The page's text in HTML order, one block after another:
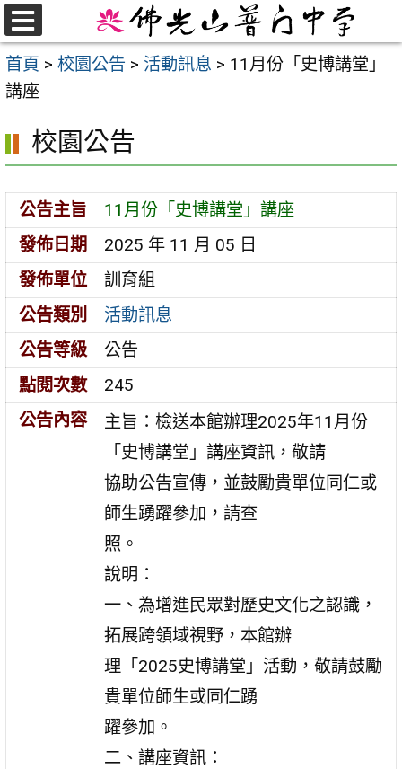
跳
至
主
要
首頁 > 校園公告 > 活動訊息 > 11月份「史博講堂」
講座
校園公告
公告主旨
11月份「史博講堂」講座
發佈日期
2025 年 11 月 05 日
發佈單位
訓育組
公告類別
活動訊息
公告等級
公告
點閱次數
245
公告內容
主旨：檢送本館辦理2025年11月份
「史博講堂」講座資訊，敬請
協助公告宣傳，並鼓勵貴單位同仁或
師生踴躍參加，請查
照。
說明：
一、為增進民眾對歷史文化之認識，
拓展跨領域視野，本館辦
理「2025史博講堂」活動，敬請鼓勵
貴單位師生或同仁踴
躍參加。
二、講座資訊：
選
單